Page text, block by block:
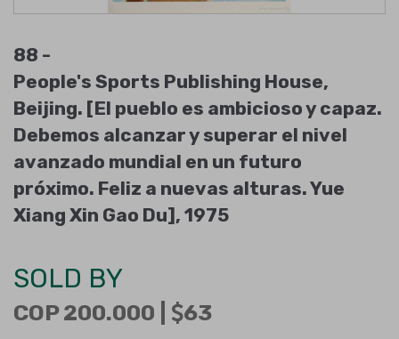
88 -
People's Sports Publishing House,
Beijing. [El pueblo es ambicioso y capaz.
Debemos alcanzar y superar el nivel
avanzado mundial en un futuro
próximo. Feliz a nuevas alturas. Yue
Xiang Xin Gao Du], 1975
SOLD BY
COP 200.000 | 63